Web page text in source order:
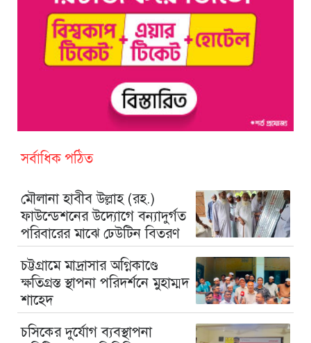
সর্বাধিক পঠিত
মৌলানা হাবীব উল্লাহ (রহ.)
ফাউন্ডেশনের উদ্যোগে বন্যাদুর্গত
পরিবারের মাঝে ঢেউটিন বিতরণ
চট্টগ্রামে মাদ্রাসার অগ্নিকাণ্ডে
ক্ষতিগ্রস্ত স্থাপনা পরিদর্শনে মুহাম্মদ
শাহেদ
চসিকের দুর্যোগ ব্যবস্থাপনা